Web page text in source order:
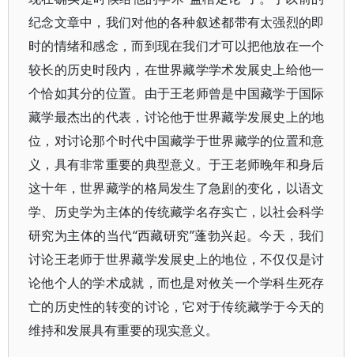
纪念文章中，我们对他的各种叙述都带有太强烈的即
时的情绪和感念，而到现在我们才可以把他放在一个
较长的历史时段内，在世界藏学学术发展史上给他一
个恰如其分的位置。由于王老师曾是中国藏学于国际
藏学最杰出的代表，讨论他于世界藏学发展史上的地
位，对讨论那个时代中国藏学于世界藏学的位置和意
义，具有非常重要的典型意义。于王老师晚年和身后
这十年，世界藏学的格局发生了急剧的变化，以语文
学、历史学为主体的传统藏学名存实亡，以社会科学
研究为主体的当代“西藏研究”蓬勃兴起。今天，我们
讨论王老师于世界藏学发展史上的地位，不仅仅是讨
论他个人的学术成就，而也是对攸关一个学科生死存
亡的历史性的转变的讨论，它对于传统藏学于今天的
维持和发展具有重要的现实意义。